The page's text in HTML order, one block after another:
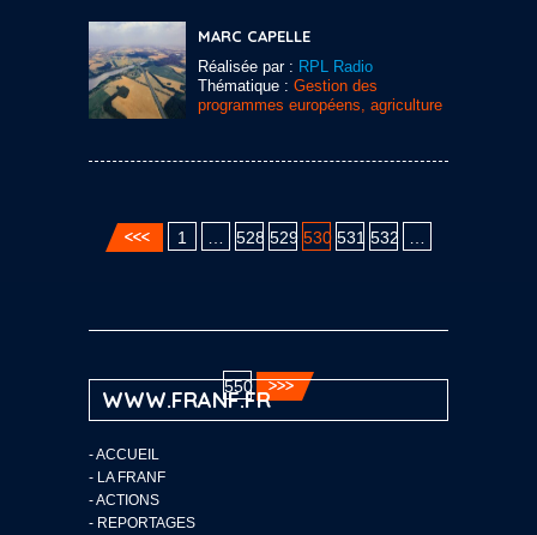
MARC CAPELLE
Réalisée par : RPL Radio
Thématique : Gestion des
programmes européens, agriculture
1 528 529 530 531 532
550
WWW.FRANF.FR
-ACCUEIL
- LA FRANF
-ACTIONS
- REPORTAGES